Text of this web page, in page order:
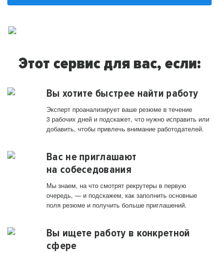
Этот сервис для вас, если:
Вы хотите быстрее найти работу
Эксперт проанализирует ваше резюме в течение
3 рабочих дней и подскажет, что нужно исправить или
добавить, чтобы привлечь внимание работодателей.
Вас не приглашают
на собеседования
Мы знаем, на что смотрят рекрутеры в первую
очередь, — и подскажем, как заполнить основные
поля резюме и получить больше приглашений.
Вы ищете работу в конкретной
сфере